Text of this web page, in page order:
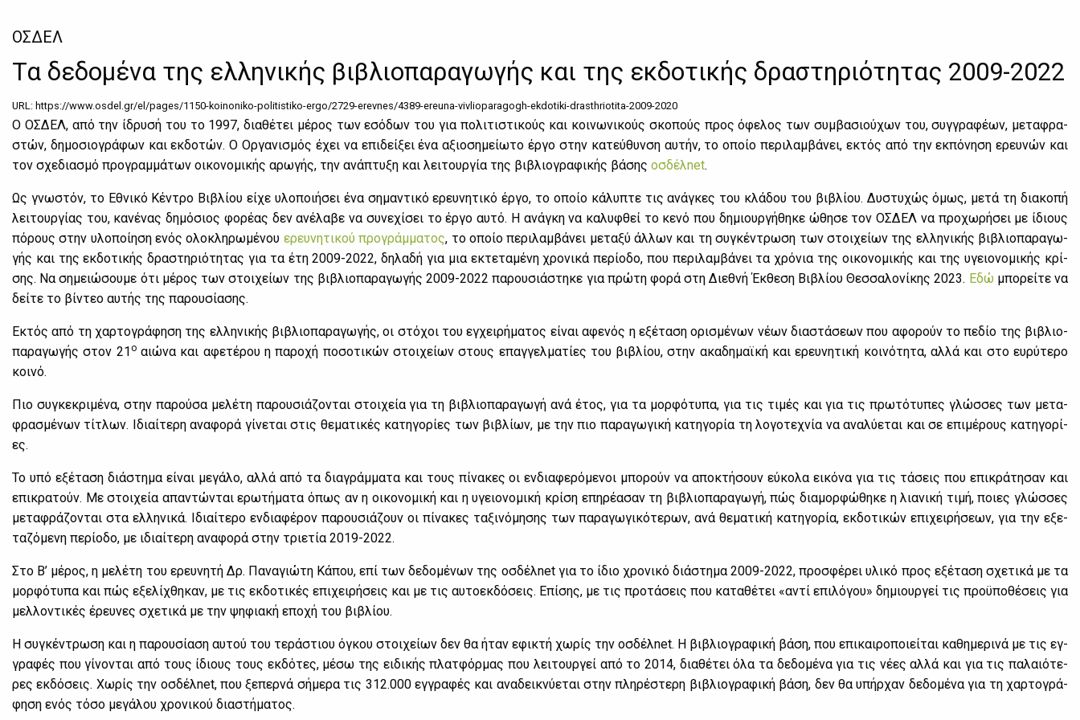
ΟΣΔΕΛ
Τα δεδομένα της ελληνικής βιβλιοπαραγωγής και της εκδοτικής δραστηριότητας 2009-2022
URL: https://www.osdel.gr/el/pages/1150-koinoniko-politistiko-ergo/2729-erevnes/4389-ereuna-vivlioparagogh-ekdotiki-drasthriotita-2009-2020
Ο ΟΣ­ΔΕΛ, από την ίδρυ­σή του το 1997, δια­θέ­τει μέ­ρος των εσό­δων του για πο­λι­τι­στι­κούς και κοι­νω­νι­κούς σκο­πούς προς όφε­λος των συμ­βα­σιού­χων του, συγ­γρα­φέ­ων, με­τα­φρα­
στών, δη­μο­σιο­γρά­φων και εκ­δο­τών. Ο Ορ­γα­νι­σμός έχει να επι­δεί­ξει ένα αξιο­ση­μεί­ω­το έρ­γο στην κα­τεύ­θυν­ση αυ­τήν, το οποίο πε­ρι­λαμ­βά­νει, εκτός από την εκ­πό­νη­ση ερευ­νών και
τον σχε­δια­σμό προ­γραμ­μά­των οι­κο­νο­μι­κής αρω­γής, την ανά­πτυ­ξη και λει­τουρ­γία της βι­βλιο­γρα­φι­κής βά­σης οσ­δέ­λnet.
Ως γνω­στόν, το Εθνι­κό Κέ­ντρο Βι­βλί­ου εί­χε υλο­ποι­ή­σει ένα ση­μα­ντι­κό ερευ­νη­τι­κό έρ­γο, το οποίο κά­λυ­πτε τις ανά­γκες του κλά­δου του βι­βλί­ου. Δυ­στυ­χώς όμως, με­τά τη δια­κο­πή
λει­τουρ­γί­ας του, κα­νέ­νας δη­μό­σιος φο­ρέ­ας δεν ανέ­λα­βε να συ­νε­χί­σει το έρ­γο αυ­τό. Η ανά­γκη να κα­λυ­φθεί το κε­νό που δη­μιουρ­γή­θη­κε ώθη­σε τον ΟΣ­ΔΕΛ να προ­χω­ρή­σει με ίδιους
πό­ρους στην υλο­ποί­η­ση ενός ολο­κλη­ρω­μέ­νου ερευ­νη­τι­κού προ­γράμ­μα­τος, το οποίο πε­ρι­λαμ­βά­νει με­τα­ξύ άλ­λων και τη συ­γκέ­ντρω­ση των στοι­χεί­ων της ελ­λη­νι­κής βι­βλιο­πα­ρα­γω­
γής και της εκ­δο­τι­κής δρα­στη­ριό­τη­τας για τα έτη 2009-2022, δη­λα­δή για μια εκτε­τα­μέ­νη χρο­νι­κά πε­ρί­ο­δο, που πε­ρι­λαμ­βά­νει τα χρό­νια της οι­κο­νο­μι­κής και της υγειο­νο­μι­κής κρί­
σης. Να ση­μειώ­σου­με ότι μέ­ρος των στοι­χεί­ων της βι­βλιο­πα­ρα­γω­γής 2009-2022 πα­ρου­σιά­στη­κε για πρώ­τη φο­ρά στη Διε­θνή Έκ­θε­ση Βι­βλί­ου Θεσ­σα­λο­νί­κης 2023. Εδώ μπο­ρεί­τε να
δεί­τε το βί­ντεο αυ­τής της πα­ρου­σί­α­σης.
Εκτός από τη χαρ­το­γρά­φη­ση της ελ­λη­νι­κής βι­βλιο­πα­ρα­γω­γής, οι στό­χοι του εγ­χει­ρή­μα­τος εί­ναι αφε­νός η εξέ­τα­ση ορι­σμέ­νων νέ­ων δια­στά­σε­ων που αφο­ρούν το πε­δίο της βι­βλιο­
πα­ρα­γω­γής στον 21οαιώ­να και αφε­τέ­ρου η πα­ρο­χή πο­σο­τι­κών στοι­χεί­ων στους επαγ­γελ­μα­τί­ες του βι­βλί­ου, στην ακα­δη­μαϊ­κή και ερευ­νη­τι­κή κοι­νό­τη­τα, αλ­λά και στο ευ­ρύ­τε­ρο
κοι­νό.
Πιο συ­γκε­κρι­μέ­να, στην πα­ρού­σα με­λέ­τη πα­ρου­σιά­ζο­νται στοι­χεία για τη βι­βλιο­πα­ρα­γω­γή ανά έτος, για τα μορ­φό­τυ­πα, για τις τι­μές και για τις πρω­τό­τυ­πες γλώσ­σες των με­τα­
φρα­σμέ­νων τί­τλων. Ιδιαί­τε­ρη ανα­φο­ρά γί­νε­ται στις θε­μα­τι­κές κα­τη­γο­ρί­ες των βι­βλί­ων, με την πιο πα­ρα­γω­γι­κή κα­τη­γο­ρία τη λο­γο­τε­χνία να ανα­λύ­ε­ται και σε επι­μέ­ρους κα­τη­γο­ρί­
ες.
Το υπό εξέ­τα­ση διά­στη­μα εί­ναι με­γά­λο, αλ­λά από τα δια­γράμ­μα­τα και τους πί­να­κες οι εν­δια­φε­ρό­με­νοι μπο­ρούν να απο­κτή­σουν εύ­κο­λα ει­κό­να για τις τά­σεις που επι­κρά­τη­σαν και
επι­κρα­τούν. Με στοι­χεία απα­ντώ­νται ερω­τή­μα­τα όπως αν η οι­κο­νο­μι­κή και η υγειο­νο­μι­κή κρί­ση επη­ρέ­α­σαν τη βι­βλιο­πα­ρα­γω­γή, πώς δια­μορ­φώ­θη­κε η λια­νι­κή τι­μή, ποιες γλώσ­σες
με­τα­φρά­ζο­νται στα ελ­λη­νι­κά. Ιδιαί­τε­ρο εν­δια­φέ­ρον πα­ρου­σιά­ζουν οι πί­να­κες τα­ξι­νό­μη­σης των πα­ρα­γω­γι­κό­τε­ρων, ανά θε­μα­τι­κή κα­τη­γο­ρία, εκ­δο­τι­κών επι­χει­ρή­σε­ων, για την εξε­
τα­ζό­με­νη πε­ρί­ο­δο, με ιδιαί­τε­ρη ανα­φο­ρά στην τριε­τία 2019-2022.
Στο Β’ μέ­ρος, η με­λέ­τη του ερευ­νη­τή Δρ. Πα­να­γιώ­τη Κά­που, επί των δε­δο­μέ­νων της οσ­δέ­λnet για το ίδιο χρο­νι­κό διά­στη­μα 2009-2022, προ­σφέ­ρει υλι­κό προς εξέ­τα­ση σχε­τι­κά με τα
μορ­φό­τυ­πα και πώς εξε­λί­χθη­καν, με τις εκ­δο­τι­κές επι­χει­ρή­σεις και με τις αυ­το­εκ­δό­σεις. Επί­σης, με τις προ­τά­σεις που κα­τα­θέ­τει «αντί επι­λό­γου» δη­μιουρ­γεί τις προ­ϋ­πο­θέ­σεις για
μελ­λο­ντι­κές έρευ­νες σχε­τι­κά με την ψη­φια­κή επο­χή του βι­βλί­ου.
Η συ­γκέ­ντρω­ση και η πα­ρου­σί­α­ση αυ­τού του τε­ρά­στιου όγκου στοι­χεί­ων δεν θα ήταν εφι­κτή χω­ρίς την οσ­δέ­λnet. Η βι­βλιο­γρα­φι­κή βά­ση, που επι­και­ρο­ποιεί­ται κα­θη­με­ρι­νά με τις εγ­
γρα­φές που γί­νο­νται από τους ίδιους τους εκ­δό­τες, μέ­σω της ει­δι­κής πλατ­φόρ­μας που λει­τουρ­γεί από το 2014, δια­θέ­τει όλα τα δε­δο­μέ­να για τις νέ­ες αλ­λά και για τις πα­λαιό­τε­
ρες εκ­δό­σεις. Χω­ρίς την οσ­δέ­λnet, που ξε­περ­νά σή­με­ρα τις 312.000 εγ­γρα­φές και ανα­δει­κνύ­ε­ται στην πλη­ρέ­στε­ρη βι­βλιο­γρα­φι­κή βά­ση, δεν θα υπήρ­χαν δε­δο­μέ­να για τη χαρ­το­γρά­
φη­ση ενός τό­σο με­γά­λου χρο­νι­κού δια­στή­μα­τος.